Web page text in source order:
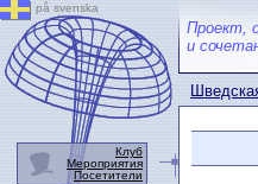
Проект,
и
på svenska
Клуб
Мероприятия
Посетители